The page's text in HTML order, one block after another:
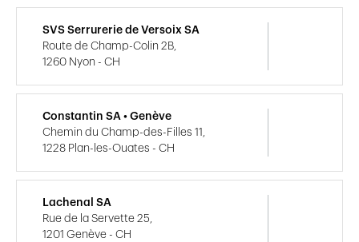
SVS Serrurerie de Versoix SA
Route de Champ-Colin 2B,
1260 Nyon - CH
Constantin SA • Genève
Chemin du Champ-des-Filles 11,
1228 Plan-les-Ouates - CH
Lachenal SA
Rue de la Servette 25,
1201 Genève - CH